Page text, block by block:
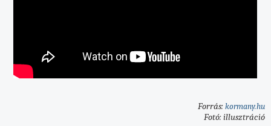
Forrás:kormany.hu
Fotó: illusztráció